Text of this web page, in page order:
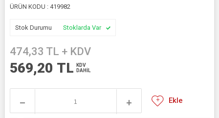
ÜRÜN KODU : 419982
Stok Durumu Stoklarda Var
474,33 TL + KDV
569,20 TL
KDV
DAHİL
Ekle